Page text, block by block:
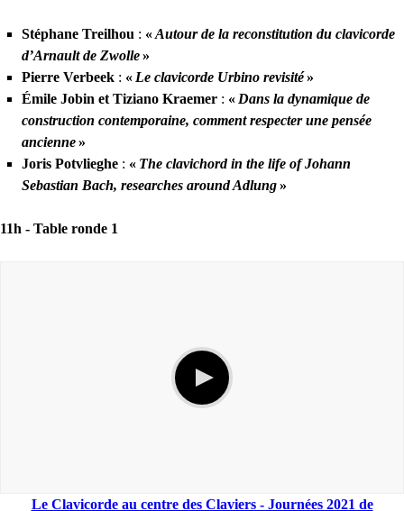
Stéphane Treilhou : «Autour de la reconstitution du clavicorde
d’Arnault de Zwolle»
Pierre Verbeek : « Le clavicorde Urbino revisité»
Émile Jobin et Tiziano Kraemer : « Dans la dynamique de
construction contemporaine, comment respecter une pensée
ancienne»
Joris Potvlieghe : « The clavichord in the life of Johann
Sebastian Bach, researches around Adlung»
11h - Table ronde 1
Le Clavicorde au centre des Claviers - Journées 2021 de